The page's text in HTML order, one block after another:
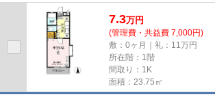
7.3万円
(管理費・共益費 7,000円)
敷：0ヶ月｜礼：11万円
所在階：1階
間取り：1K
面積：23.75㎡